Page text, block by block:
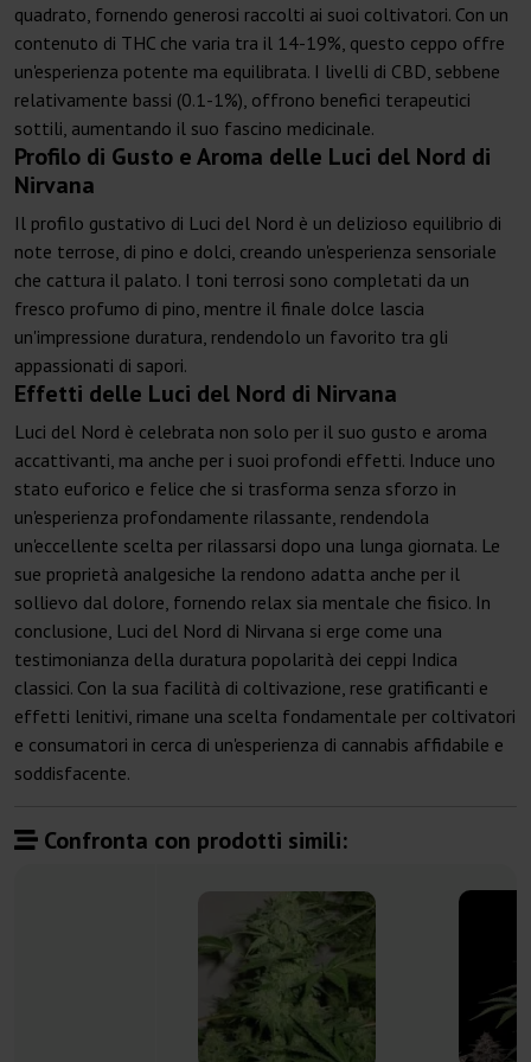
quadrato, fornendo generosi raccolti ai suoi coltivatori. Con un
contenuto di THC che varia tra il 14-19%, questo ceppo offre
un'esperienza potente ma equilibrata. I livelli di CBD, sebbene
relativamente bassi (0.1-1%), offrono benefici terapeutici
sottili, aumentando il suo fascino medicinale.
Profilo di Gusto e Aroma delle Luci del Nord di
Nirvana
Il profilo gustativo di Luci del Nord è un delizioso equilibrio di
note terrose, di pino e dolci, creando un'esperienza sensoriale
che cattura il palato. I toni terrosi sono completati da un
fresco profumo di pino, mentre il finale dolce lascia
un'impressione duratura, rendendolo un favorito tra gli
appassionati di sapori.
Effetti delle Luci del Nord di Nirvana
Luci del Nord è celebrata non solo per il suo gusto e aroma
accattivanti, ma anche per i suoi profondi effetti. Induce uno
stato euforico e felice che si trasforma senza sforzo in
un'esperienza profondamente rilassante, rendendola
un'eccellente scelta per rilassarsi dopo una lunga giornata. Le
sue proprietà analgesiche la rendono adatta anche per il
sollievo dal dolore, fornendo relax sia mentale che fisico. In
conclusione, Luci del Nord di Nirvana si erge come una
testimonianza della duratura popolarità dei ceppi Indica
classici. Con la sua facilità di coltivazione, rese gratificanti e
effetti lenitivi, rimane una scelta fondamentale per coltivatori
e consumatori in cerca di un'esperienza di cannabis affidabile e
soddisfacente.
Confronta con prodotti simili: